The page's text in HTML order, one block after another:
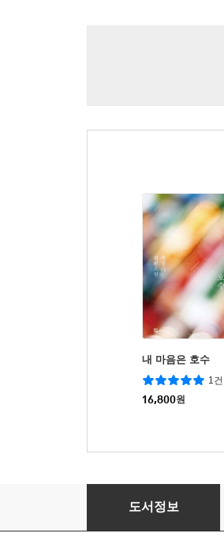
내 마음은 호수
1건
16,800원
슬픔도 기쁨도 왜 이리
도서정보